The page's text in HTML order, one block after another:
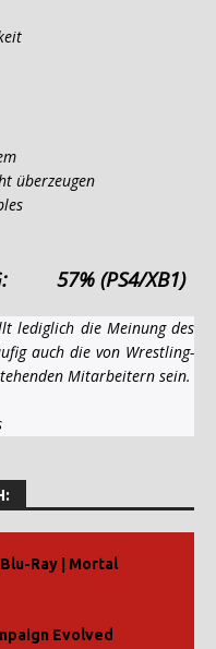
überzeugen
57% (PS4/XB1)
lediglich die Meinung des
auch die von Wrestling-
Mitarbeitern sein.
Blu-Ray | Mortal
Evolved